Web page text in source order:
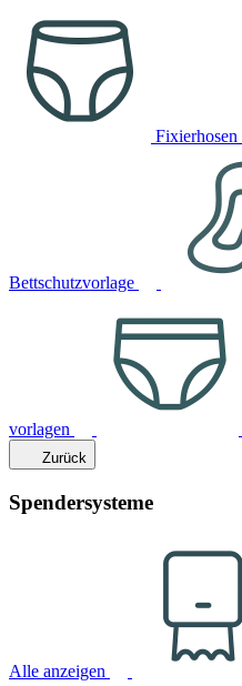
Fixierhosen
Bettschutzvorlage
vorlagen
Zurück
Spendersysteme
Alle anzeigen